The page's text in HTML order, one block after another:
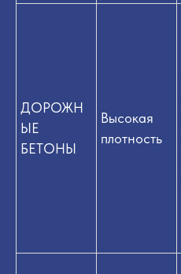
ДОРОЖН
ЫЕ
БЕТОНЫ
Высокая
плотность